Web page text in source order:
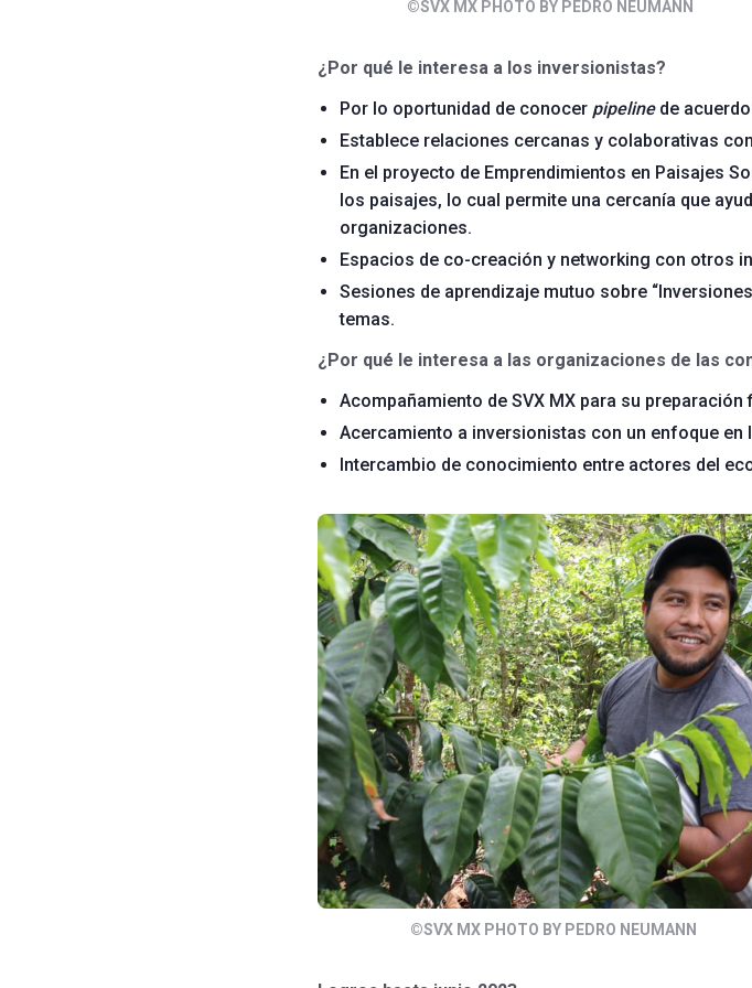
©SVX MX PHOTO BY PEDRO NEUMANN
¿Por qué le interesa a los inversionistas?
Por lo oportunidad de conocer pipelinede
Establece relaciones cercanas y colaborativas
En el proyecto de Emprendimientos en Paisajes
los paisajes, lo cual permite una cercanía que
organizaciones.
Espacios de co-creación y networking con otros
Sesiones de aprendizaje mutuo sobre
temas.
¿Por qué le interesa a las organizaciones de las
Acompañamiento de SVX MX para su
Acercamiento a inversionistas con un enfoque en
Intercambio de conocimiento entre actores del
©SVX MX PHOTO BY PEDRO NEUMANN